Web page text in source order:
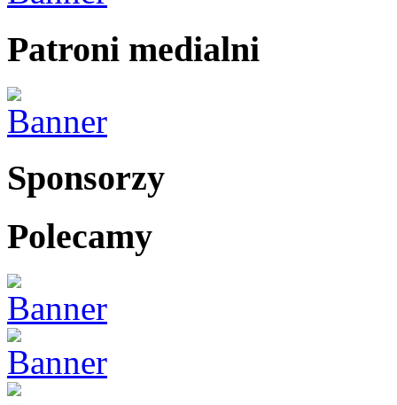
Patroni medialni
Sponsorzy
Polecamy